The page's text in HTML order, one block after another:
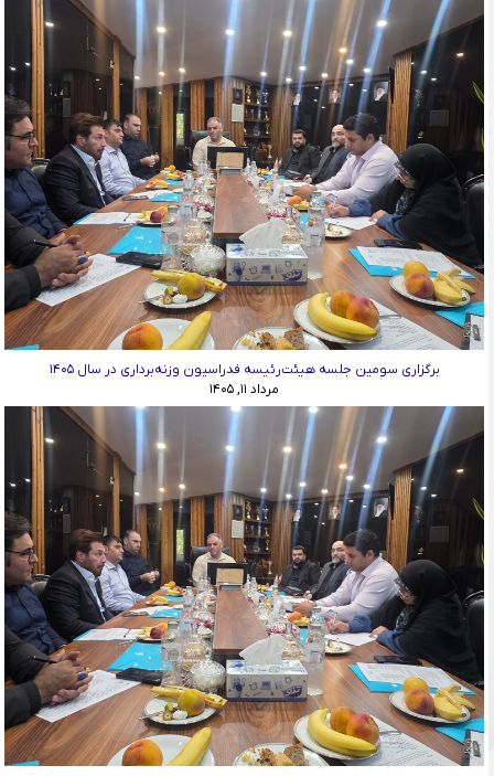
برگزاری سومین جلسه هیئت‌رئیسه فدراسیون وزنه‌برداری در سال ۱۴۰۵
مرداد ۱۱, ۱۴۰۵